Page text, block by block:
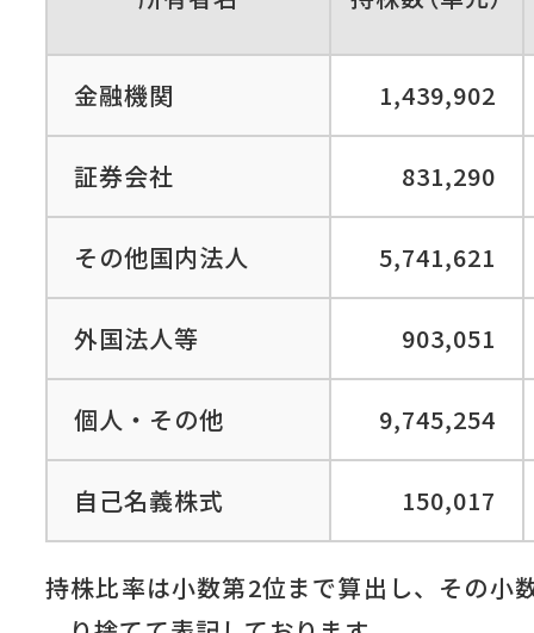
金融機関 1,439,902
証券会社 831,290
その他国内法人 5,741,621
外国法人等 903,051
個人・その他 9,745,254
自己名義株式 150,017
持株比率は小数第2位まで算出し、その小